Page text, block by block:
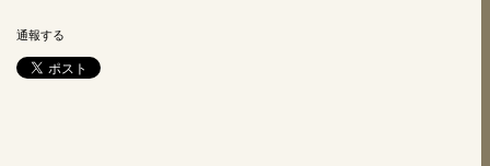
通報する